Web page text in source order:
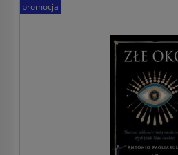
promocja